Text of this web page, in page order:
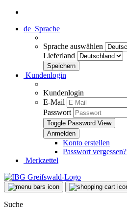
de Sprache
Sprache auswählen
Lieferland
Kundenlogin
Kundenlogin
E-Mail
Passwort
Toggle Password View
Konto erstellen
Passwort vergessen?
Merkzettel
Suche